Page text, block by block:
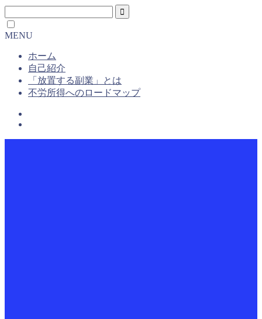
MENU
ホーム
自己紹介
「放置する副業」とは
不労所得へのロードマップ